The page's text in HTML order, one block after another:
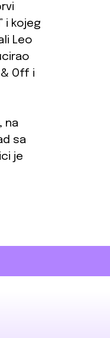
i kojeg
Leo
Off i
na
sa
je